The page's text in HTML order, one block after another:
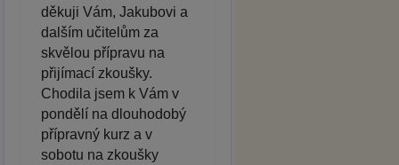
děkuji Vám, Jakubovi a
dalším učitelům za
skvělou přípravu na
přijímací zkoušky.
Chodila jsem k Vám v
pondělí na dlouhodobý
přípravný kurz a v
sobotu na zkoušky